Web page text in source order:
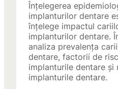
Înțelegerea
implanturilor dentare
înțelege impactul
implanturilor dentare.
analiza prevalența
dentare, factorii de
implanturile dentare și
implanturile dentare.